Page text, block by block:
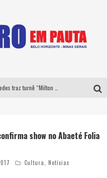
show no Abaeté Folia
Cultura Notícias